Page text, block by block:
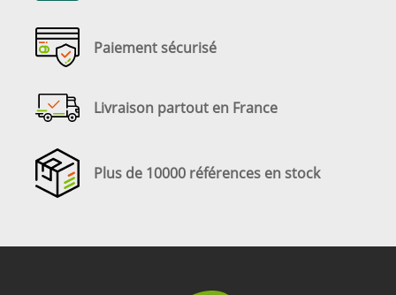
Paiement sécurisé
Livraison partout en France
Plus de 10000 références en stock